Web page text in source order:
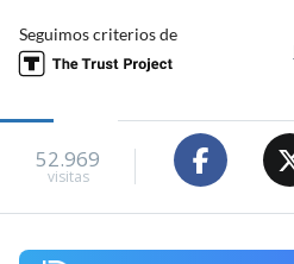
Seguimos criterios de
52.969
visitas